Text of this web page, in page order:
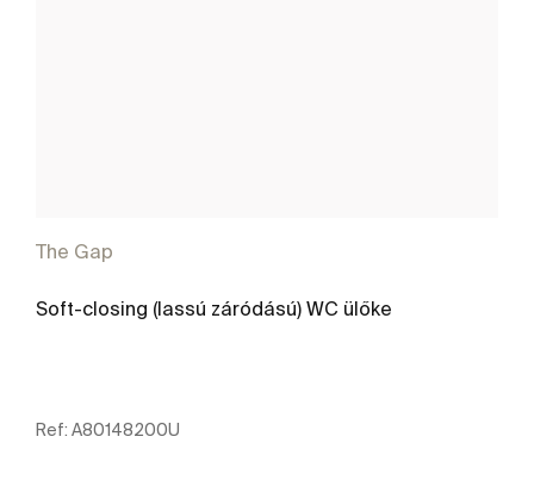
The Gap
Soft-closing (lassú záródású) WC ülőke
Ref: A80148200U